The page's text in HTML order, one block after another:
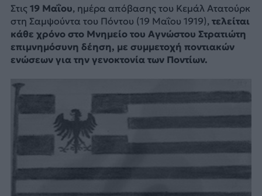
Στις 19 Μαΐου, ημέρα απόβασης του Κεμάλ Ατατούρκ
στη Σαμψούντα του Πόντου (19 Μαΐου 1919), τελείται
κάθε χρόνο στο Μνημείο του Αγνώστου Στρατιώτη
επιμνημόσυνη δέηση, με συμμετοχή ποντιακών
ενώσεων για την γενοκτονία των Ποντίων.